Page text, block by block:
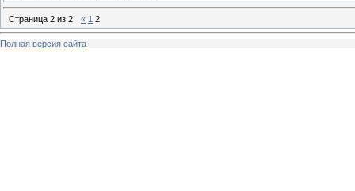
Страница 2 из 2 « 1 2
Полная версия сайта